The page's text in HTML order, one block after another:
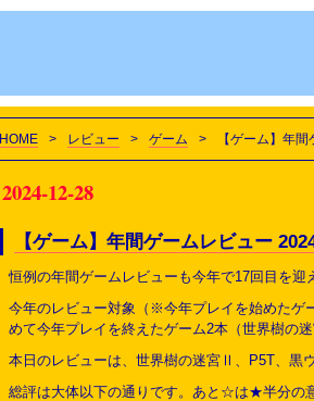
HOME > レビュー > ゲーム > 【ゲーム】年
2024-12-28
【ゲーム】年間ゲームレビュー
恒例の年間ゲームレビューも今年で17回目を迎
今年のレビュー対象（※今年プレイを始めたゲ
めて今年プレイを終えたゲーム2本（世界樹の
本日のレビューは、世界樹の迷宮Ⅱ、P5T、黒
総評は大体以下の通りです。あと☆は★半分の意